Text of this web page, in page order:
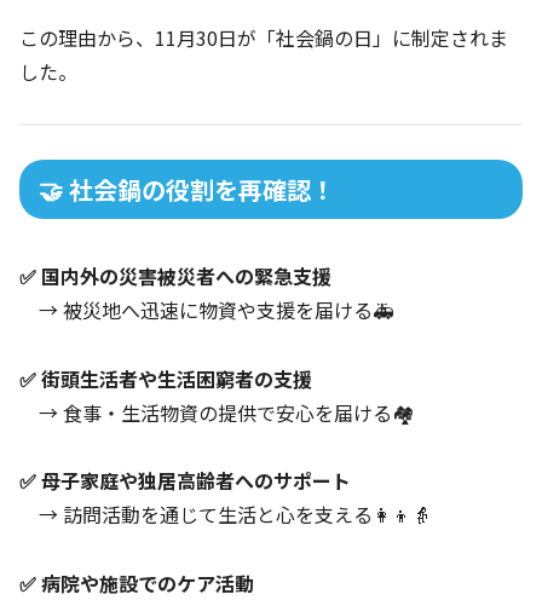
この理由から、11月30日が「社会鍋の日」に制定されま
した。
🤝 社会鍋の役割を再確認！
✅ 国内外の災害被災者への緊急支援
→ 被災地へ迅速に物資や支援を届ける🚑
✅ 街頭生活者や生活困窮者の支援
→ 食事・生活物資の提供で安心を届ける🏘️
✅ 母子家庭や独居高齢者へのサポート
→ 訪問活動を通じて生活と心を支える👩‍👦👵
✅ 病院や施設でのケア活動